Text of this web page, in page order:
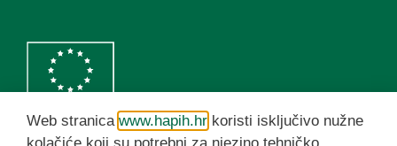
Web stranica www.hapih.hr koristi isključivo nužne
kolačiće koji su potrebni za njezino tehničko